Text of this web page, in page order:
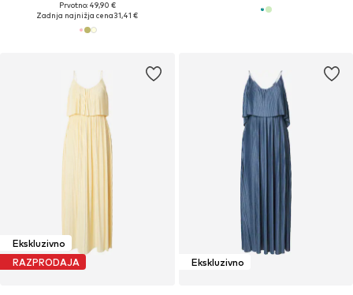
Prvotno: 49,90 €
Zadnja najnižja cena31,41 €
Ekskluzivno
RAZPRODAJA
Ekskluzivno